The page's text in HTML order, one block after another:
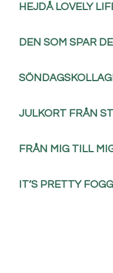
HEJDÅ LOVELY
DEN SOM SPAR
JULKORT FRÅN
FRÅN MIG TILL
IT’S PRETTY